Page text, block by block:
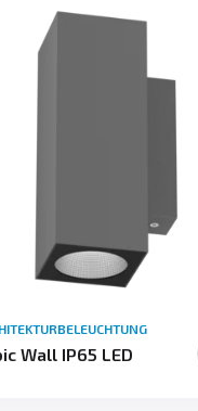
Wall IP65 LED